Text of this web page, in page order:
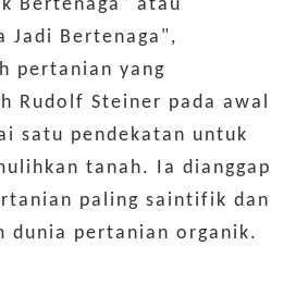
Bertenaga" atau
Jadi Bertenaga",
pertanian yang
Rudolf Steiner pada awal
satu pendekatan untuk
tanah. Ia dianggap
paling saintifik dan
dunia pertanian organik.